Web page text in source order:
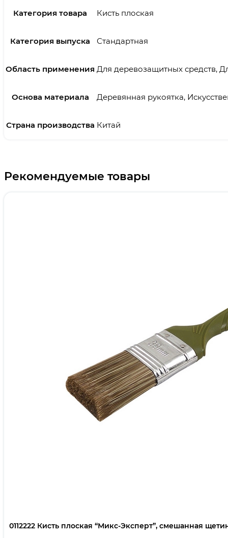
Категория товара Кисть плоская
Категория выпуска Стандартная
Область применения Для деревозащитных средств,
Основа материала Деревянная рукоятка,
Страна производства Китай
Рекомендуемые товары
0112222 Кисть плоская “Микс-Эксперт”, смешанная